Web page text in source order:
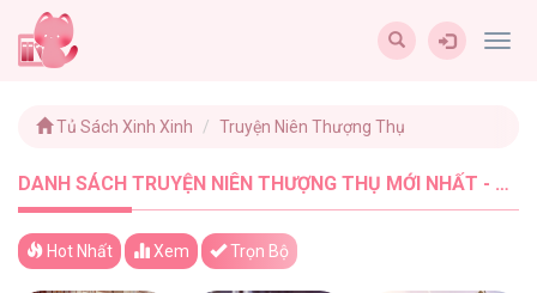
Tủ Sách Xinh Xinh Truyện Niên Thượng Thụ
DANH SÁCH TRUYỆN NIÊN THƯỢNG THỤ MỚI NHẤT - TUSACHXINHXINH (12)
Hot Nhất Xem Trọn Bộ